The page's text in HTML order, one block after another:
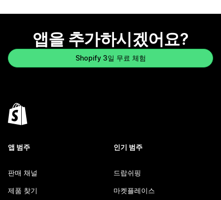
앱을 추가하시겠어요?
Shopify 3일 무료 체험
앱 범주
판매 채널
제품 찾기
인기 범주
드랍쉬핑
마켓플레이스